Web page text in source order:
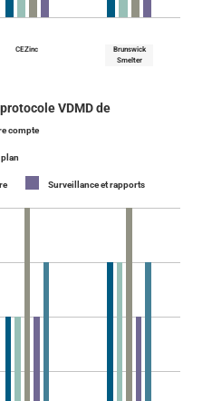
CEZinc
Brunswick
Smelter
VDMD de
compte
Surveillance et rapports